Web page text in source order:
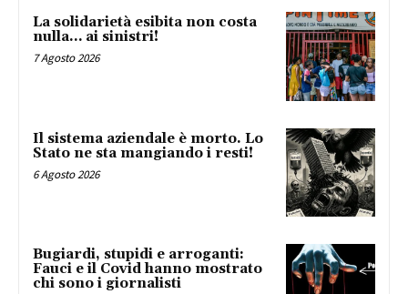
La solidarietà esibita non costa
nulla… ai sinistri!
7 Agosto 2026
Il sistema aziendale è morto. Lo
Stato ne sta mangiando i resti!
6 Agosto 2026
Bugiardi, stupidi e arroganti:
Fauci e il Covid hanno mostrato
chi sono i giornalisti